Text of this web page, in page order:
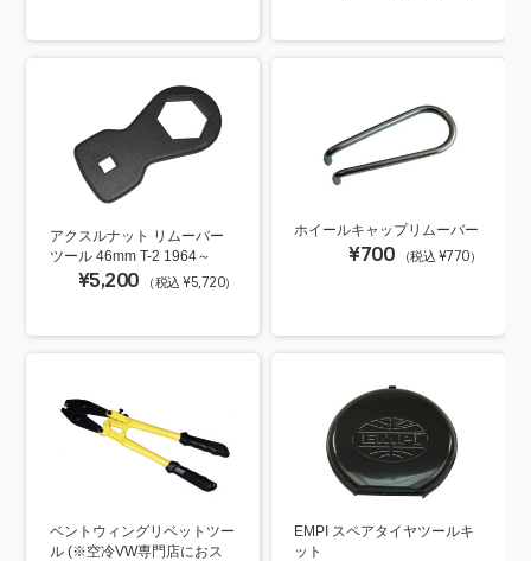
アクスルナット リムーバー
ツール 46mm T-2 1964～
¥5,200 （税込 ¥5,720）
ホイールキャップリムーバー
¥700 （税込 ¥770）
ベントウィングリベットツー
ル (※空冷VW専門店におス
EMPI スペアタイヤツールキ
ット